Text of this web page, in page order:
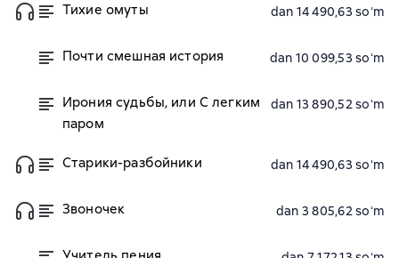
Тихие омуты dan 14 490,63 soʻm
Почти смешная история dan 10 099,53 soʻm
Ирония судьбы, или С легким
паром
dan 13 890,52 soʻm
Старики-разбойники dan 14 490,63 soʻm
Звоночек dan 3 805,62 soʻm